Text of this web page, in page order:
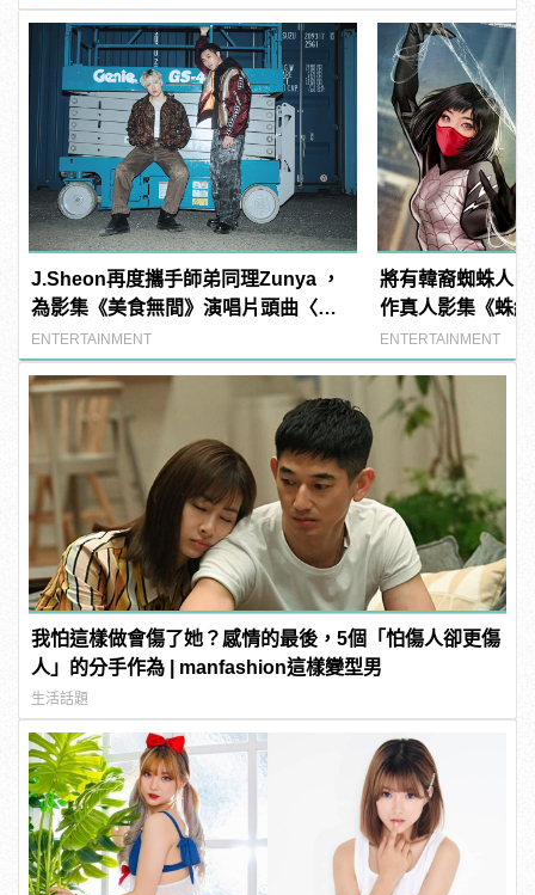
J.Sheon再度攜手師弟同理Zunya ，
為影集《美食無間》演唱片頭曲〈萬
餓城市〉
ENTERTAINMENT
將有韓裔蜘蛛人
作真人影集《蛛
ENTERTAINMENT
我怕這樣做會傷了她？感情的最後，5個「怕傷人卻更傷
人」的分手作為 | manfashion這樣變型男
生活話題